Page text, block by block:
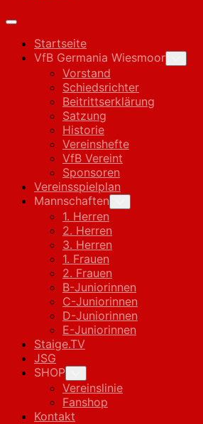
Expand
Startseite
VfB Germania Wiesmoor
Child
Vorstand
Schiedsrichter
Beitrittserklärung
Satzung
Historie
Vereinshefte
VfB Vereint
Sponsoren
Vereinsspielplan
Mannschaften
Child
1. Herren
2. Herren
3. Herren
1. Frauen
2. Frauen
B-Juniorinnen
C-Juniorinnen
D-Juniorinnen
E-Juniorinnen
Staige.TV
JSG
SHOP
Child
Menu
Vereinslinie
Fanshop
Kontakt